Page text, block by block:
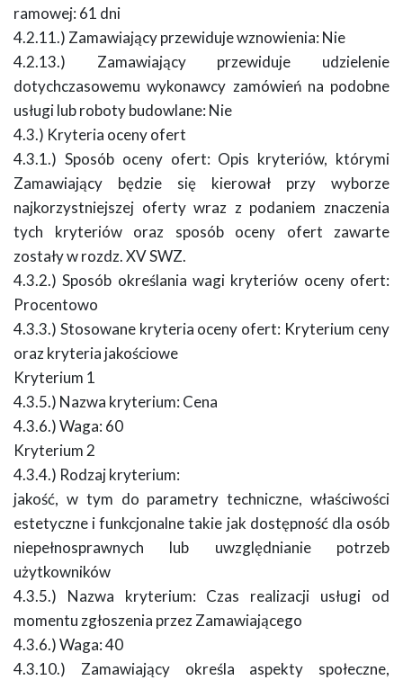
ramowej: 61 dni
4.2.11.) Zamawiający przewiduje wznowienia: Nie
4.2.13.) Zamawiający przewiduje udzielenie
dotychczasowemu wykonawcy zamówień na podobne
usługi lub roboty budowlane: Nie
4.3.) Kryteria oceny ofert
4.3.1.) Sposób oceny ofert: Opis kryteriów, którymi
Zamawiający będzie się kierował przy wyborze
najkorzystniejszej oferty wraz z podaniem znaczenia
tych kryteriów oraz sposób oceny ofert zawarte
zostały w rozdz. XV SWZ.
4.3.2.) Sposób określania wagi kryteriów oceny ofert:
Procentowo
4.3.3.) Stosowane kryteria oceny ofert: Kryterium ceny
oraz kryteria jakościowe
Kryterium 1
4.3.5.) Nazwa kryterium: Cena
4.3.6.) Waga: 60
Kryterium 2
4.3.4.) Rodzaj kryterium:
jakość, w tym do parametry techniczne, właściwości
estetyczne i funkcjonalne takie jak dostępność dla osób
niepełnosprawnych lub uwzględnianie potrzeb
użytkowników
4.3.5.) Nazwa kryterium: Czas realizacji usługi od
momentu zgłoszenia przez Zamawiającego
4.3.6.) Waga: 40
4.3.10.) Zamawiający określa aspekty społeczne,